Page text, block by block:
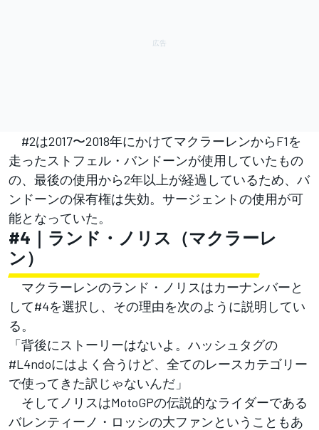
#2は2017〜2018年にかけてマクラーレンからF1を
走ったストフェル・バンドーンが使用していたもの
の、最後の使用から2年以上が経過しているため、バ
ンドーンの保有権は失効。サージェントの使用が可
能となっていた。
#4｜ランド・ノリス（マクラーレ
ン）
マクラーレンのランド・ノリスはカーナンバーと
して#4を選択し、その理由を次のように説明してい
る。
「背後にストーリーはないよ。ハッシュタグの
#L4ndoにはよく合うけど、全てのレースカテゴリー
で使ってきた訳じゃないんだ」
そしてノリスはMotoGPの伝説的なライダーである
バレンティーノ・ロッシの大ファンということもあ